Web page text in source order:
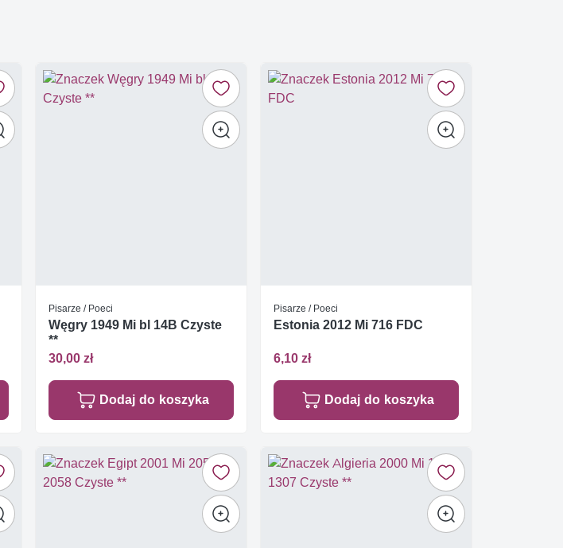
Pisarze / Poeci
Węgry 1949 Mi bl 14B Czyste
**
30,00 zł
Dodaj do koszyka
Pisarze / Poeci
Estonia 2012 Mi 716 FDC
6,10 zł
Dodaj do koszyka